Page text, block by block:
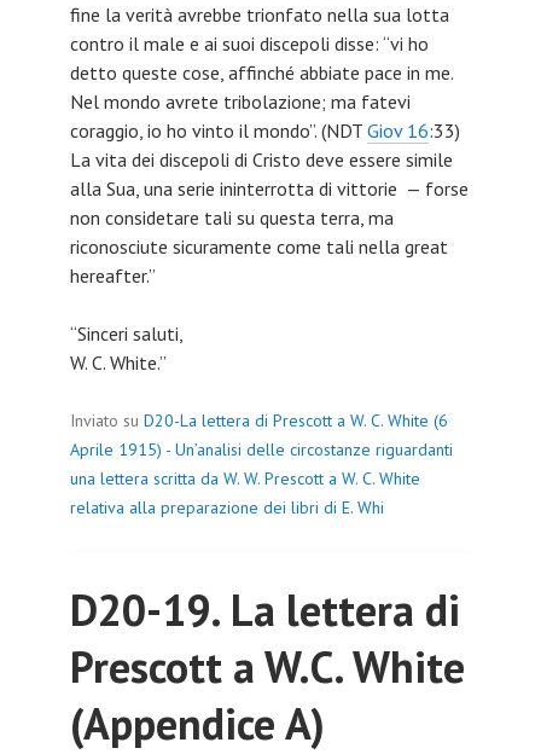
fine la verità avrebbe trionfato nella sua lotta
contro il male e ai suoi discepoli disse: “vi ho
detto queste cose, affinché abbiate pace in me.
Nel mondo avrete tribolazione; ma fatevi
coraggio, io ho vinto il mondo”. (NDT Giov 16:33)
La vita dei discepoli di Cristo deve essere simile
alla Sua, una serie ininterrotta di vittorie — forse
non considetare tali su questa terra, ma
riconosciute sicuramente come tali nella great
hereafter.”
“Sinceri saluti,
W. C. White.”
Inviato su D20-La lettera di Prescott a W. C. White (6
Aprile 1915) - Un’analisi delle circostanze riguardanti
una lettera scritta da W. W. Prescott a W. C. White
relativa alla preparazione dei libri di E. Whi
D20-19. La lettera di
Prescott a W.C. White
(Appendice A)